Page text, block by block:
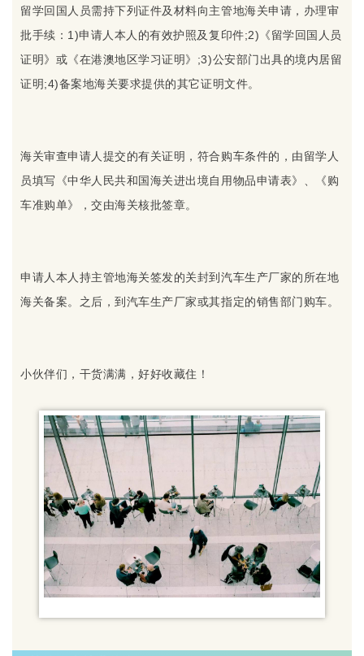
留学回国人员需持下列证件及材料向主管地海关申请，办理审
批手续：1)申请人本人的有效护照及复印件;2)《留学回国人员
证明》或《在港澳地区学习证明》;3)公安部门出具的境内居留
证明;4)备案地海关要求提供的其它证明文件。
海关审查申请人提交的有关证明，符合购车条件的，由留学人
员填写《中华人民共和国海关进出境自用物品申请表》、《购
车准购单》，交由海关核批签章。
申请人本人持主管地海关签发的关封到汽车生产厂家的所在地
海关备案。之后，到汽车生产厂家或其指定的销售部门购车。
小伙伴们，干货满满，好好收藏住！